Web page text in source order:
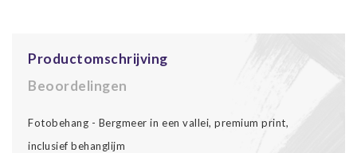
Productomschrijving
Beoordelingen
Fotobehang - Bergmeer in een vallei, premium print,
inclusief behanglijm